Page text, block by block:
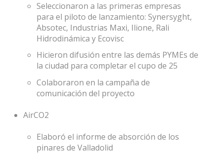
Seleccionaron a las primeras empresas
para el piloto de lanzamiento: Synersyght,
Absotec, Industrias Maxi, Ilione, Rali
Hidrodinámica y Ecovisc
Hicieron difusión entre las demás PYMEs de
la ciudad para completar el cupo de 25
Colaboraron en la campaña de
comunicación del proyecto
AirCO2
Elaboró el informe de absorción de los
pinares de Valladolid